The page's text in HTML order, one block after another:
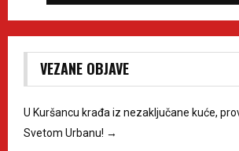
VEZANE OBJAVE
U Kuršancu krađa iz nezaključane kuće,
Svetom Urbanu! →